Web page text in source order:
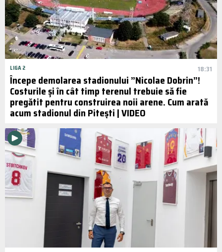
LIGA 2 18:31
Începe demolarea stadionului ”Nicolae Dobrin”!
Costurile și în cât timp terenul trebuie să fie
pregătit pentru construirea noii arene. Cum arată
acum stadionul din Pitești | VIDEO